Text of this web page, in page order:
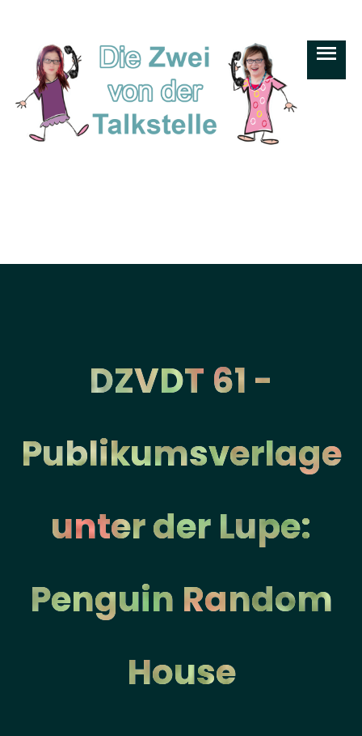
DZVDT 61 -
Publikumsverlage
unter der Lupe:
Penguin Random
House